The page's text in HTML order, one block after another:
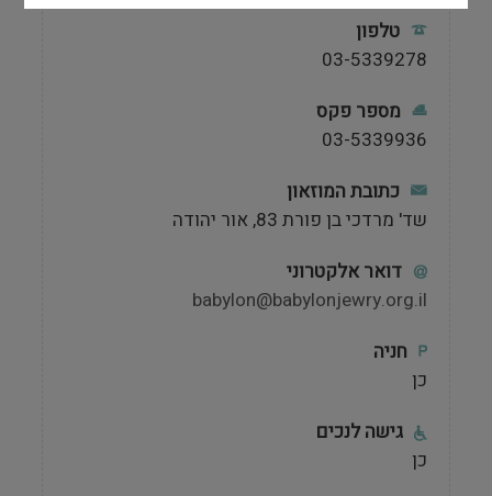
טלפון
03-5339278
מספר פקס
03-5339936
כתובת המוזאון
שד' מרדכי בן פורת 83, אור יהודה
דואר אלקטרוני
babylon@babylonjewry.org.il
חניה
כן
גישה לנכים
כן